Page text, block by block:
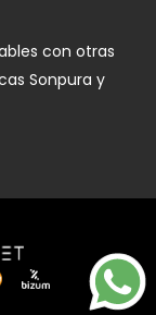
con otras
Sonpura y